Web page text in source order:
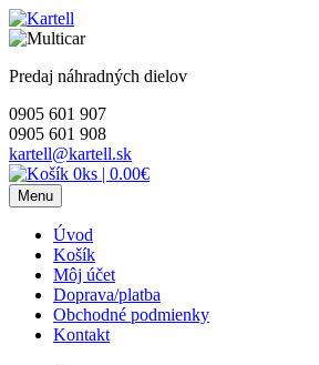
Skip
to
Predaj náhradných dielov
0905 601 907
0905 601 908
kartell@kartell.sk
0ks | 0.00€
Menu
Úvod
Košík
Môj účet
Doprava/platba
Obchodné podmienky
Kontakt